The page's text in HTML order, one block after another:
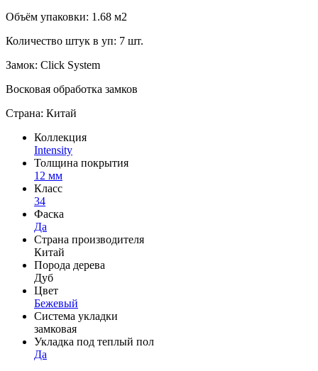
Объём упаковки: 1.68 м2
Количество штук в уп: 7 шт.
Замок: Click System
Восковая обработка замков
Страна: Китай
Коллекция
Intensity
Толщина покрытия
12 мм
Класс
34
Фаска
Да
Страна производителя
Китай
Порода дерева
Дуб
Цвет
Бежевый
Система укладки
замковая
Укладка под теплый пол
Да